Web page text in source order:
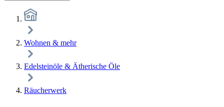
Wohnen & mehr
Edelsteinöle & Ätherische Öle
Räucherwerk